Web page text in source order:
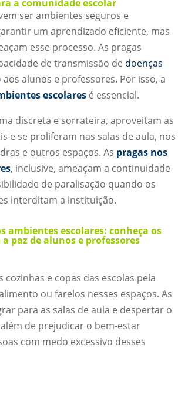
a comunidade escolar
ser ambientes seguros e
um aprendizado eficiente, mas
esse processo. As pragas
de transmissão de doenças
alunos e professores. Por isso, a
escolares é essencial.
discreta e sorrateira, aproveitam as
e se proliferam nas salas de aula, nos
e outros espaços. As pragas nos
, inclusive, ameaçam a continuidade
de paralisação quando os
interditam a instituição.
ambientes escolares: conheça os
paz de alunos e professores
cozinhas e copas das escolas pela
ou farelos nesses espaços. As
para as salas de aula e despertar o
de prejudicar o bem-estar
com medo excessivo desses